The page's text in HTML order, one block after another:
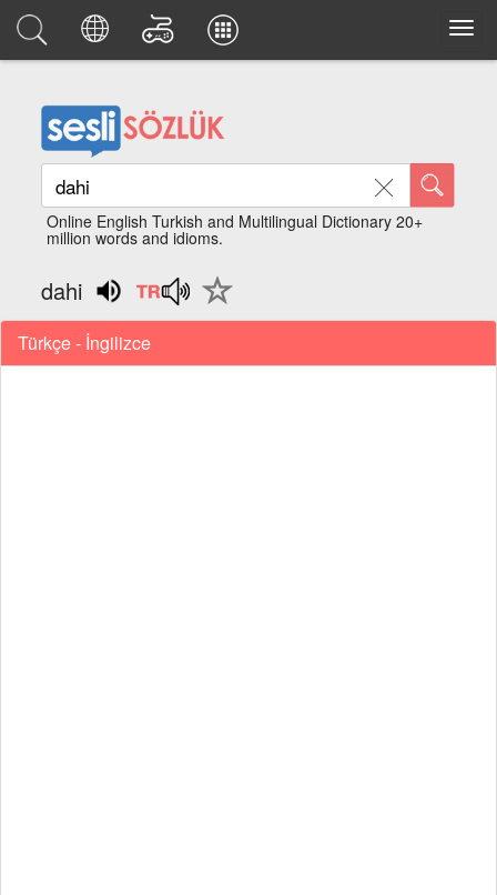
Online English Turkish and Multilingual Dictionary 20+
million words and idioms.
dahi
Türkçe - İngilizce